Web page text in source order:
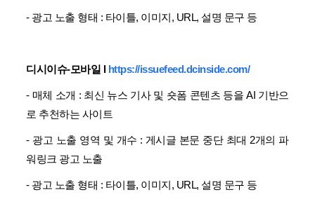
- 광고 노출 형태 : 타이틀, 이미지, URL, 설명 문구 등
디시이슈-모바일 l https://issuefeed.dcinside.com/
- 매체 소개 : 최신 뉴스 기사 및 숏폼 콘텐츠 등을 AI 기반으
로 추천하는 사이트
- 광고 노출 영역 및 개수 : 게시글 본문 중단 최대 2개의 파
워링크 광고 노출
- 광고 노출 형태 : 타이틀, 이미지, URL, 설명 문구 등